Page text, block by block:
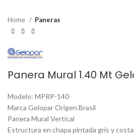
Home Paneras
Panera Mural 1.40 Mt
Modelo: MPRP-140
Marca Gelopar Origen Brasil
Panera Mural Vertical
Estructura en chapa pintada gris y